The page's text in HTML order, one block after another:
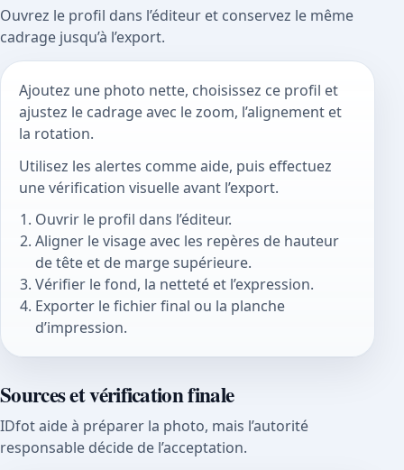
Ouvrez le profil dans l’éditeur et conservez le même
cadrage jusqu’à l’export.
Ajoutez une photo nette, choisissez ce profil et
ajustez le cadrage avec le zoom, l’alignement et
la rotation.
Utilisez les alertes comme aide, puis effectuez
une vérification visuelle avant l’export.
Ouvrir le profil dans l’éditeur.
Aligner le visage avec les repères de hauteur
de tête et de marge supérieure.
Vérifier le fond, la netteté et l’expression.
Exporter le fichier final ou la planche
d’impression.
Sources et vérification finale
IDfot aide à préparer la photo, mais l’autorité
responsable décide de l’acceptation.